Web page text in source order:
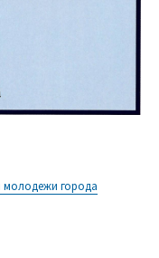
молодежи города